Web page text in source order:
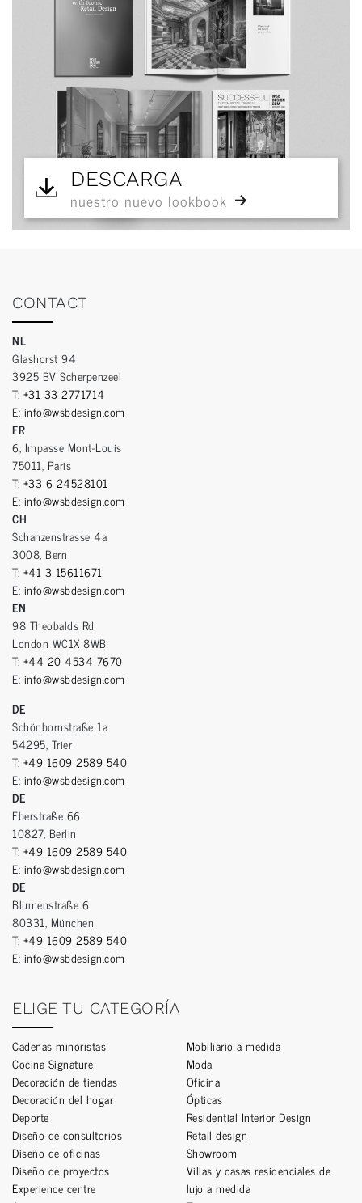
DESCARGA
nuestro nuevo lookbook
CONTACT
NL
Glashorst 94
3925 BV Scherpenzeel
T: +31 33 2771714
E: info@wsbdesign.com
FR
6, Impasse Mont-Louis
75011, Paris
T: +33 6 24528101
E: info@wsbdesign.com
CH
Schanzenstrasse 4a
3008, Bern
T: +41 3 15611671
E: info@wsbdesign.com
EN
98 Theobalds Rd
London WC1X 8WB
T: +44 20 4534 7670
E: info@wsbdesign.com
DE
Schönbornstraße 1a
54295, Trier
T: +49 1609 2589 540
E: info@wsbdesign.com
DE
Eberstraße 66
10827, Berlin
T: +49 1609 2589 540
E: info@wsbdesign.com
DE
Blumenstraße 6
80331, München
T: +49 1609 2589 540
E: info@wsbdesign.com
ELIGE TU CATEGORÍA
Cadenas minoristas
Cocina Signature
Decoración de tiendas
Decoración del hogar
Deporte
Diseño de consultorios
Diseño de oficinas
Diseño de proyectos
Experience centre
Mobiliario a medida
Moda
Oficina
Ópticas
Residential Interior Design
Retail design
Showroom
Villas y casas residenciales de
lujo a medida